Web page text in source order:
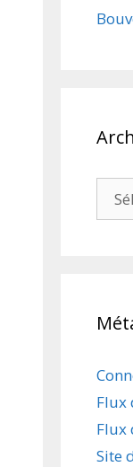
Flux
Flux
Site